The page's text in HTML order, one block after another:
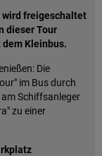
wird freigeschaltet
dieser Tour
Kleinbus.
Die
im Bus durch
Schiffsanleger
zu einer